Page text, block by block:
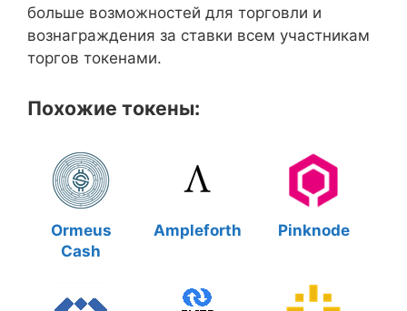
больше возможностей для торговли и
вознаграждения за ставки всем участникам
торгов токенами.
Похожие токены:
Ormeus
Cash
Ampleforth Pinknode